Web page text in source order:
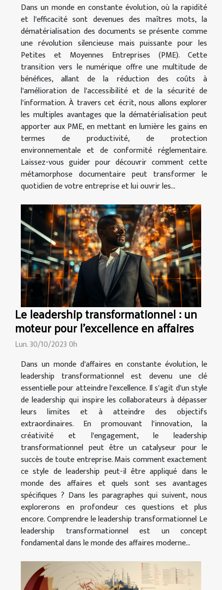
Dans un monde en constante évolution, où la rapidité
et l'efficacité sont devenues des maîtres mots, la
dématérialisation des documents se présente comme
une révolution silencieuse mais puissante pour les
Petites et Moyennes Entreprises (PME). Cette
transition vers le numérique offre une multitude de
bénéfices, allant de la réduction des coûts à
l'amélioration de l'accessibilité et de la sécurité de
l'information. À travers cet écrit, nous allons explorer
les multiples avantages que la dématérialisation peut
apporter aux PME, en mettant en lumière les gains en
termes de productivité, de protection
environnementale et de conformité réglementaire.
Laissez-vous guider pour découvrir comment cette
métamorphose documentaire peut transformer le
quotidien de votre entreprise et lui ouvrir les...
Le leadership transformationnel : un
moteur pour l'excellence en affaires
Lun. 30/10/2023 0h
Dans un monde d'affaires en constante évolution, le
leadership transformationnel est devenu une clé
essentielle pour atteindre l'excellence. Il s'agit d'un style
de leadership qui inspire les collaborateurs à dépasser
leurs limites et à atteindre des objectifs
extraordinaires. En promouvant l'innovation, la
créativité et l'engagement, le leadership
transformationnel peut être un catalyseur pour le
succès de toute entreprise. Mais comment exactement
ce style de leadership peut-il être appliqué dans le
monde des affaires et quels sont ses avantages
spécifiques ? Dans les paragraphes qui suivent, nous
explorerons en profondeur ces questions et plus
encore. Comprendre le leadership transformationnel Le
leadership transformationnel est un concept
fondamental dans le monde des affaires moderne...